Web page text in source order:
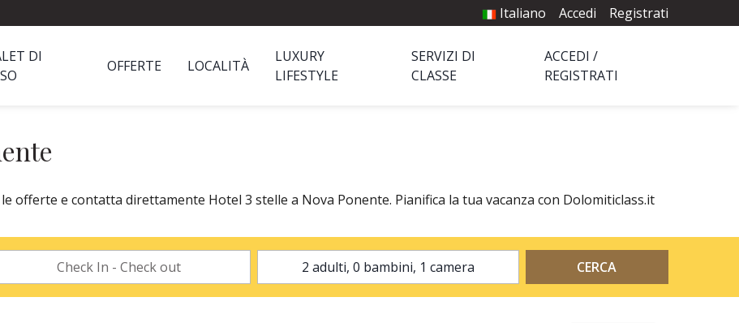
Italiano Accedi Registrati
DI
OFFERTE LOCALITÀ
LUXURY
LIFESTYLE
SERVIZI DI
CLASSE
ACCEDI /
REGISTRATI
offerte e contatta direttamente Hotel 3 stelle a Nova Ponente. Pianifica la tua vacanza con Dolomiticlass.it
2 adulti, 0 bambini, 1 camera CERCA